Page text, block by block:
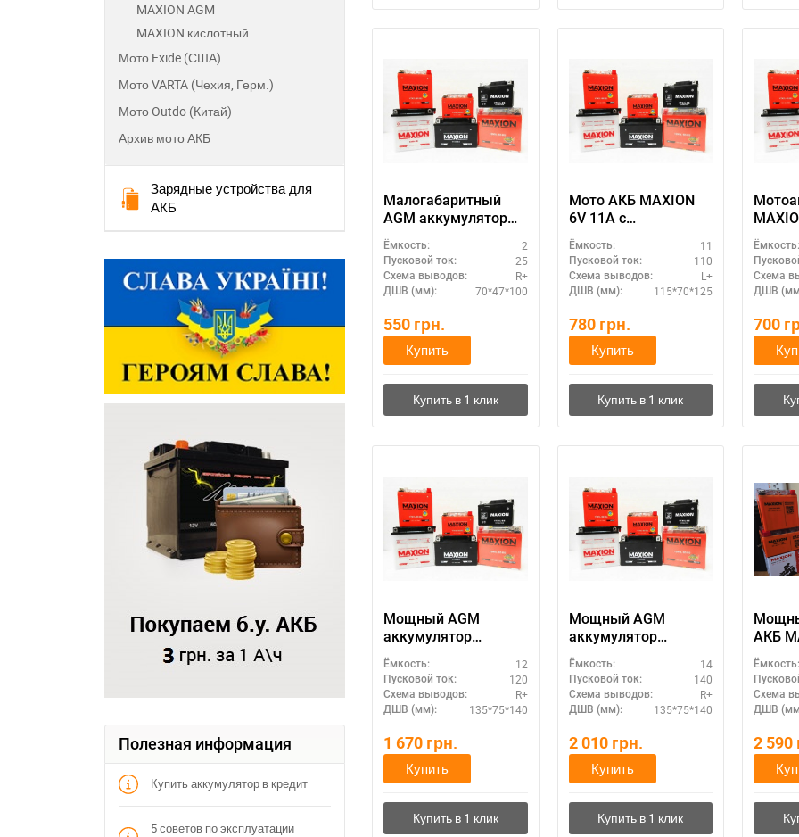
MAXION AGM
MAXION кислотный
Мото Exide (США)
Мото VARTA (Чехия, Герм.)
Мото Outdo (Китай)
Архив мото АКБ
Зарядные устройства для
АКБ
Полезная информация
Купить аккумулятор в кредит
5 советов по эксплуатации
Малогабаритный
AGM аккумулятор
MAXION 12V 2.3A
(MXBM-YTR4A-BS
AGM)
Ёмкость: 2
Пусковой ток: 25
Схема выводов: R+
ДШВ (мм): 70*47*100
550 грн.
Купить
Мото АКБ MAXION
6V 11A с
электролитом
(MXBM-6N11A-3A)
Ёмкость: 11
Пусковой ток: 110
Схема выводов: L+
ДШВ (мм): 115*70*125
780 грн.
Купить
12N5-
Ёмкость:
Схема
ДШВ
700
Мощный AGM
аккумулятор
MAXION 12V 12A
(MXBM-YB14L-BS
AGM)
Ёмкость: 12
Пусковой ток: 120
Схема выводов: R+
ДШВ (мм): 135*75*140
1 670 грн.
Купить
Мощный AGM
аккумулятор
MAXION 12V 14A
(MXBM-YTX16-BS
AGM)
Ёмкость: 14
Пусковой ток: 140
Схема выводов: R+
ДШВ (мм): 135*75*140
2 010 грн.
Купить
АКБ
20A
BS
Ёмкость:
Схема
ДШВ
2 590